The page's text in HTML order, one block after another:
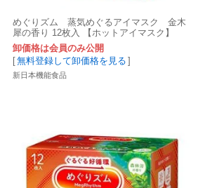
めぐりズム 蒸気めぐるアイマスク 金木
犀の香り 12枚入 【ホットアイマスク】
卸価格は会員のみ公開
[無料登録して卸価格を見る ]
新日本機能食品